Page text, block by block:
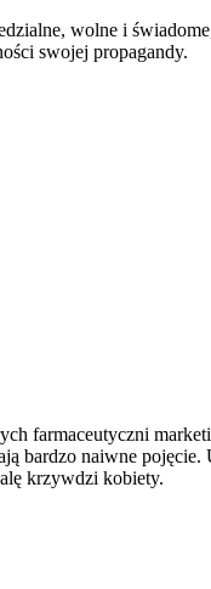
wolne i
swojej propagandy.
farmaceutyczni
bardzo naiwne
krzywdzi kobiety.